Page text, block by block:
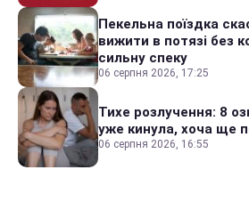
Пекельна поїздка
вижити в потязі без
сильну спеку
06 серпня 2026, 17:25
Тихе розлучення: 8
уже кинула, хоча ще
06 серпня 2026, 16:55